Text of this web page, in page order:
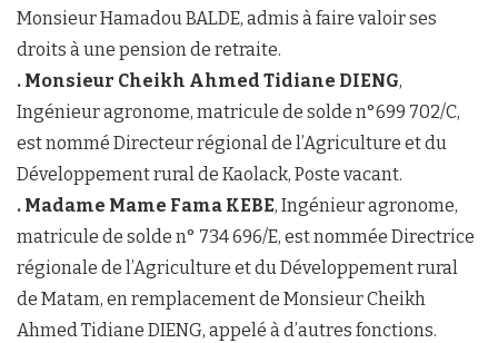
Monsieur Hamadou BALDE, admis à faire valoir ses
droits à une pension de retraite.
. Monsieur Cheikh Ahmed Tidiane DIENG,
Ingénieur agronome, matricule de solde n°699 702/C,
est nommé Directeur régional de l’Agriculture et du
Développement rural de Kaolack, Poste vacant.
. Madame Mame Fama KEBE, Ingénieur agronome,
matricule de solde n° 734 696/E, est nommée Directrice
régionale de l’Agriculture et du Développement rural
de Matam, en remplacement de Monsieur Cheikh
Ahmed Tidiane DIENG, appelé à d’autres fonctions.